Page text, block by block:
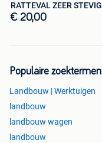
RATTEVAL ZEER STEVIG
€ 20,00
Populaire zoektermen
Landbouw | Werktuigen
landbouw
landbouw wagen
landbouw